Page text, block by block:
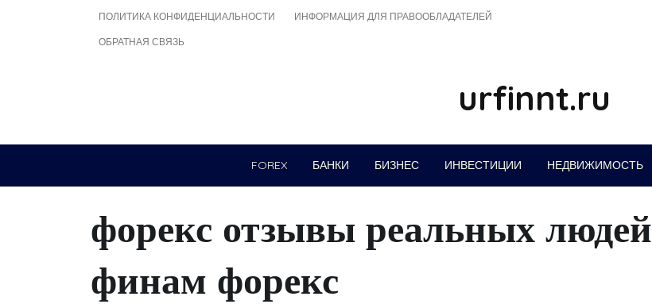
ПОЛИТИКА КОНФИДЕНЦИАЛЬНОСТИ ИНФОРМАЦИЯ ДЛЯ ПРАВООБЛАДАТЕЛЕЙ
ОБРАТНАЯ СВЯЗЬ
urfinnt.ru
FOREX БАНКИ БИЗНЕС ИНВЕСТИЦИИ НЕДВИЖИМОСТЬ
форекс отзывы реальных людей
финам форекс